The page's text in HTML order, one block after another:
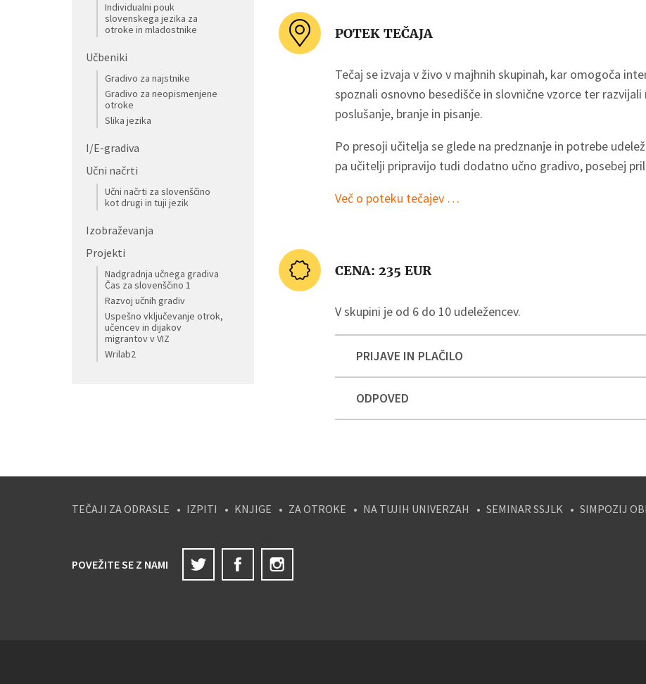
Individualni pouk
slovenskega jezika za
otroke in mladostnike
Učbeniki
Gradivo za najstnike
Gradivo za neopismenjene
otroke
Slika jezika
I/E-gradiva
Učni načrti
Učni načrti za slovenščino
kot drugi in tuji jezik
Izobraževanja
Projekti
Nadgradnja učnega gradiva
Čas za slovenščino 1
Razvoj učnih gradiv
Uspešno vključevanje otrok,
učencev in dijakov
migrantov v VIZ
Wrilab2
POTEK TEČAJA
Tečaj se izvaja v živo v majhnih skupinah, kar omogoča
spoznali osnovno besedišče in slovnične vzorce ter
poslušanje, branje in pisanje.
Po presoji učitelja se glede na predznanje in potrebe
pa učitelji pripravijo tudi dodatno učno gradivo, posebej
Več o poteku tečajev …
CENA: 235 EUR
V skupini je od 6 do 10 udeležencev.
PRIJAVE IN PLAČILO
ODPOVED
TEČAJI ZA ODRASLE IZPITI KNJIGE ZA OTROKE NA TUJIH UNIVERZAH SEMINAR SSJLK SIMPOZIJ
POVEŽITE SE Z NAMI
Twitter Facebook